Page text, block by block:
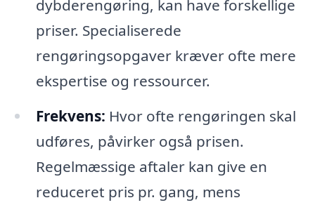
dybderengøring, kan have forskellige
priser. Specialiserede
rengøringsopgaver kræver ofte mere
ekspertise og ressourcer.
Frekvens: Hvor ofte rengøringen skal
udføres, påvirker også prisen.
Regelmæssige aftaler kan give en
reduceret pris pr. gang, mens